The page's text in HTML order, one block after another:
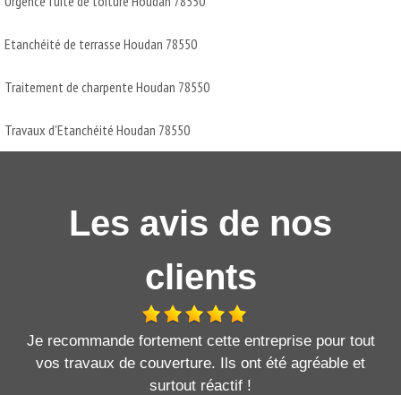
Etanchéité de terrasse Houdan 78550
Traitement de charpente Houdan 78550
Travaux d'Etanchéité Houdan 78550
Les avis de nos
clients
Je recommande fortement cette entreprise pour tout
vos travaux de couverture. Ils ont été agréable et
surtout réactif !